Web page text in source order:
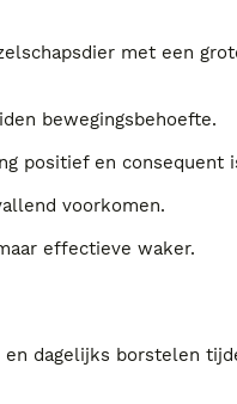
met een
bewegingsbehoefte.
positief en consequent
voorkomen.
effectieve waker.
dagelijks borstelen